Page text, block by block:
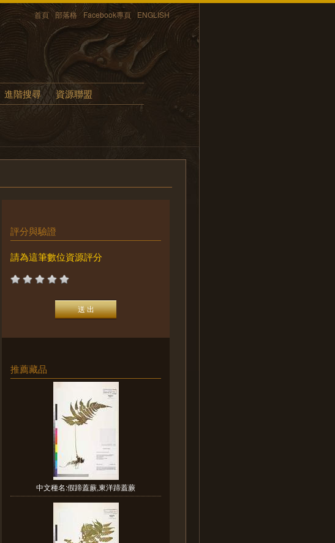
首頁 部落格 Facebook專頁 ENGLISH
進階搜尋 資源聯盟
評分與驗證
請為這筆數位資源評分
推薦藏品
中文種名:假蹄蓋蕨,東洋蹄蓋蕨